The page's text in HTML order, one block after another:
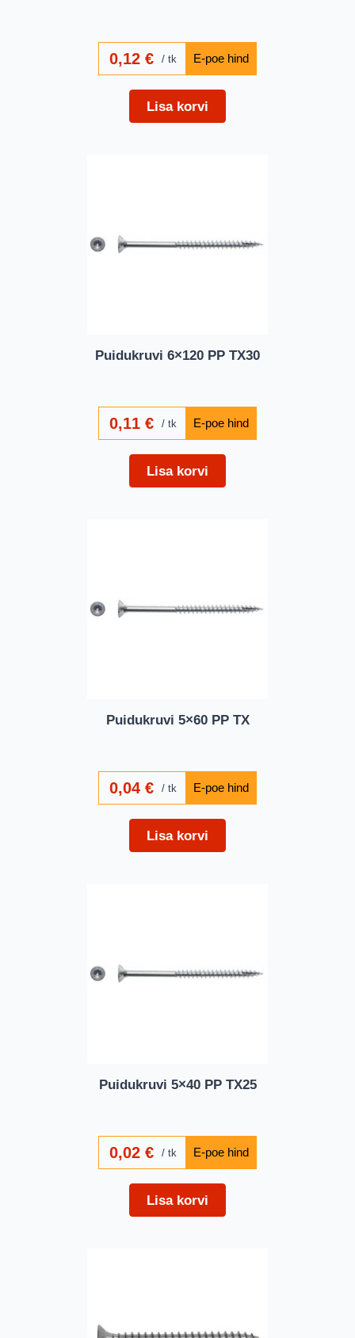
0,12€ tk
Lisa korvi
Puidukruvi 6×120 PP TX30
0,11€ tk
Lisa korvi
Puidukruvi 5×60 PP TX
0,04€ tk
Lisa korvi
Puidukruvi 5×40 PP TX25
0,02€ tk
Lisa korvi